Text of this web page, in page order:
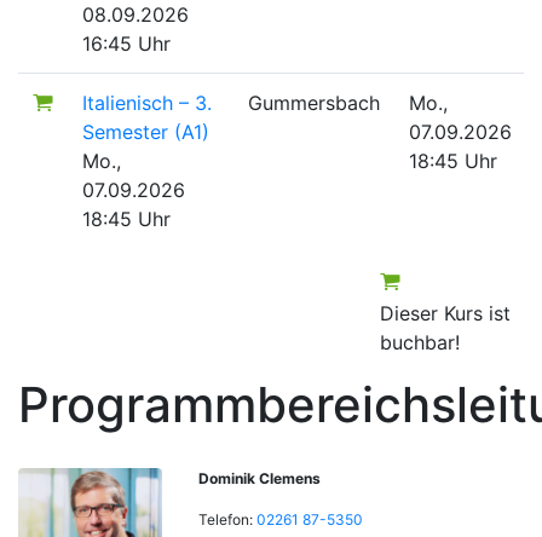
08.09.2026
16:45 Uhr
Italienisch – 3.
Semester (A1)
Mo.,
07.09.2026
18:45 Uhr
Gummersbach
Mo.,
07.09.2026
18:45 Uhr
Dieser Kurs ist
buchbar!
Dominik Clemens
Telefon:02261 87-5350